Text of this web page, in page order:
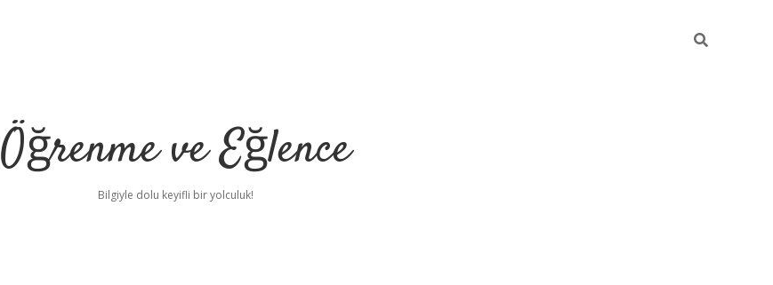
Öğrenme ve Eğlence
Bilgiyle dolu keyifli bir yolculuk!